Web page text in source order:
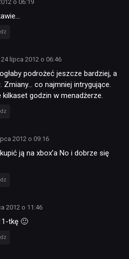
o 06:19
24 lipca 2012 o 06:46
podrożeć jeszcze bardziej, a
Zmiany… co najmniej intrygujące.
godzin w menadżerze.
2012 o 09:16
ją na xbox’a No i dobrze się
2012 o 11:46
tkę 🙂